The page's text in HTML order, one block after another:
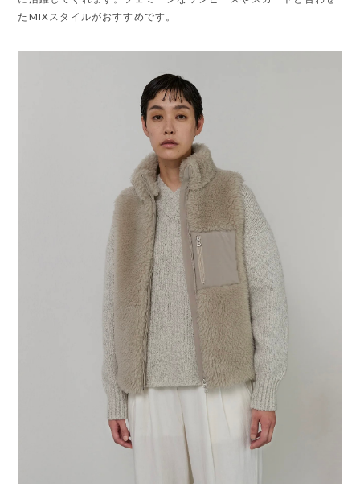
たMIXスタイルがおすすめです。